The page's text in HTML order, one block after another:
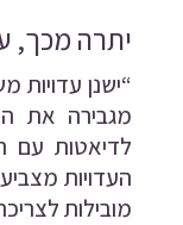
יתרה מכך, על
“ישנן עדויות
מגבירה את
לדיאטות עם
העדויות
מובילות